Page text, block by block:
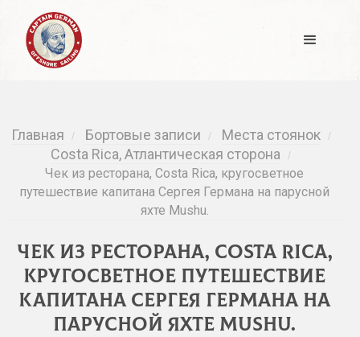
Главная / Бортовые записи / Места стоянок /
Costa Rica, Атлантическая сторона /
Чек из ресторана, Costa Rica, кругосветное
путешествие капитана Сергея Германа на парусной
яхте Mushu.
Чек из ресторана, Costa Rica,
кругосветное путешествие
капитана Сергея Германа на
парусной яхте Mushu.